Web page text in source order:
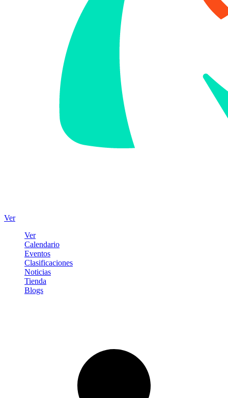
Ver
Ver
Calendario
Eventos
Clasificaciones
Noticias
Tienda
Blogs